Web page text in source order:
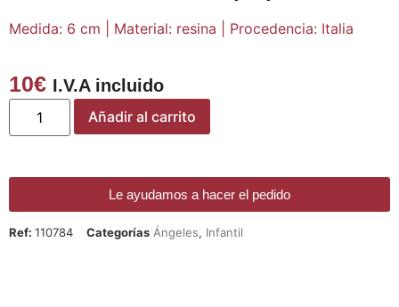
Medida: 6 cm | Material: resina | Procedencia: Italia
10€ I.V.A incluido
Añadir al carrito
Le ayudamos a hacer el pedido
Ref: 110784 Categorías Ángeles, Infantil